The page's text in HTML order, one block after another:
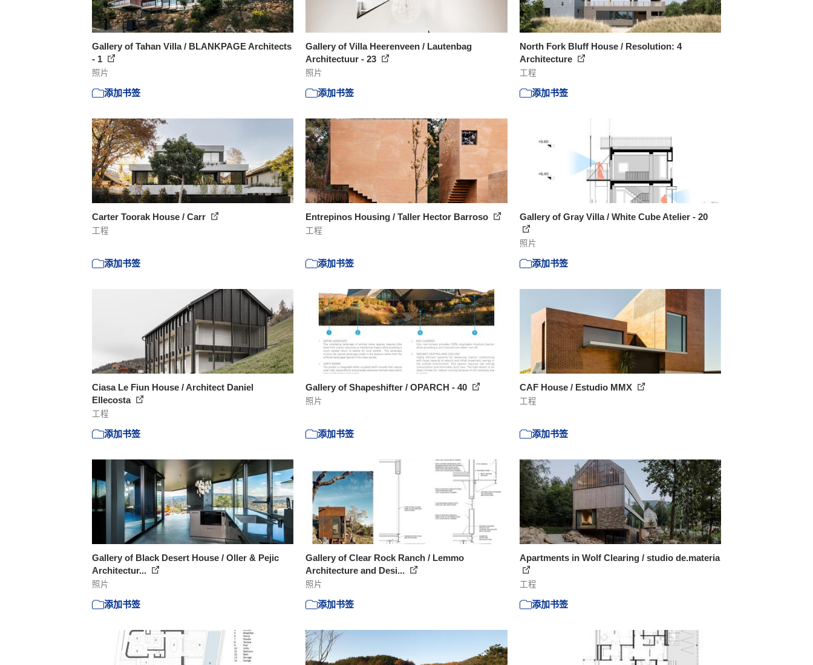
Gallery of Tahan Villa / BLANKPAGE Architects
- 1
照片
添加书签
Gallery of Villa Heerenveen / Lautenbag
Architectuur - 23
照片
添加书签
North Fork Bluff House / Resolution: 4
Architecture
工程
添加书签
Carter Toorak House / Carr
工程
添加书签
Entrepinos Housing / Taller Hector Barroso
工程
添加书签
Gallery of Gray Villa / White Cube Atelier - 20
照片
添加书签
Ciasa Le Fiun House / Architect Daniel
Ellecosta
工程
添加书签
Gallery of Shapeshifter / OPARCH - 40
照片
添加书签
CAF House / Estudio MMX
工程
添加书签
Gallery of Black Desert House / Oller & Pejic
Architectur...
照片
添加书签
Gallery of Clear Rock Ranch / Lemmo
Architecture and Desi...
照片
添加书签
Apartments in Wolf Clearing / studio de.materia
工程
添加书签